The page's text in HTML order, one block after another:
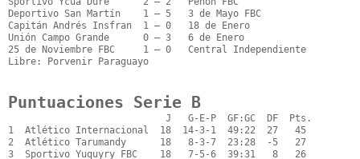
Deportivo San Martín    1 – 5   3 de Mayo FBC
Capitán Andrés Insfran  1 – 0   18 de Enero
Unión Campo Grande      0 – 3   6 de Enero
25 de Noviembre FBC     1 – 0   Central Independiente
Libre: Porvenir Paraguayo
Puntuaciones Serie B
                            J   G-E-P  GF:GC  DF  Pts.
1  Atlético Internacional  18  14-3-1  49:22  27   45
2  Atlético Tarumandy      18   8-3-7  23:28  -5   27
3  Sportivo Yuquyry FBC    18   7-5-6  39:31   8   26